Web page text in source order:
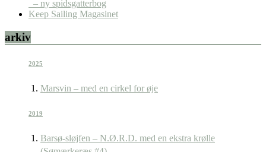
– ny spidsgatterbog
Keep Sailing Magasinet
arkiv
2025
Marsvin – med en cirkel for øje
2019
Barsø-sløjfen – N.Ø.R.D. med en ekstra krølle